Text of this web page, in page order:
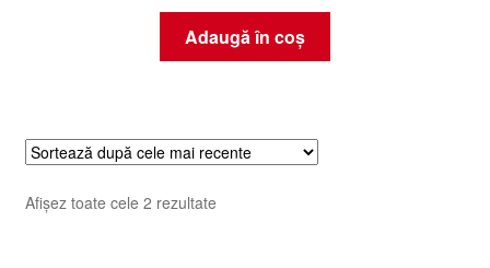
Adaugă în coș
Afișez toate cele 2 rezultateSortat